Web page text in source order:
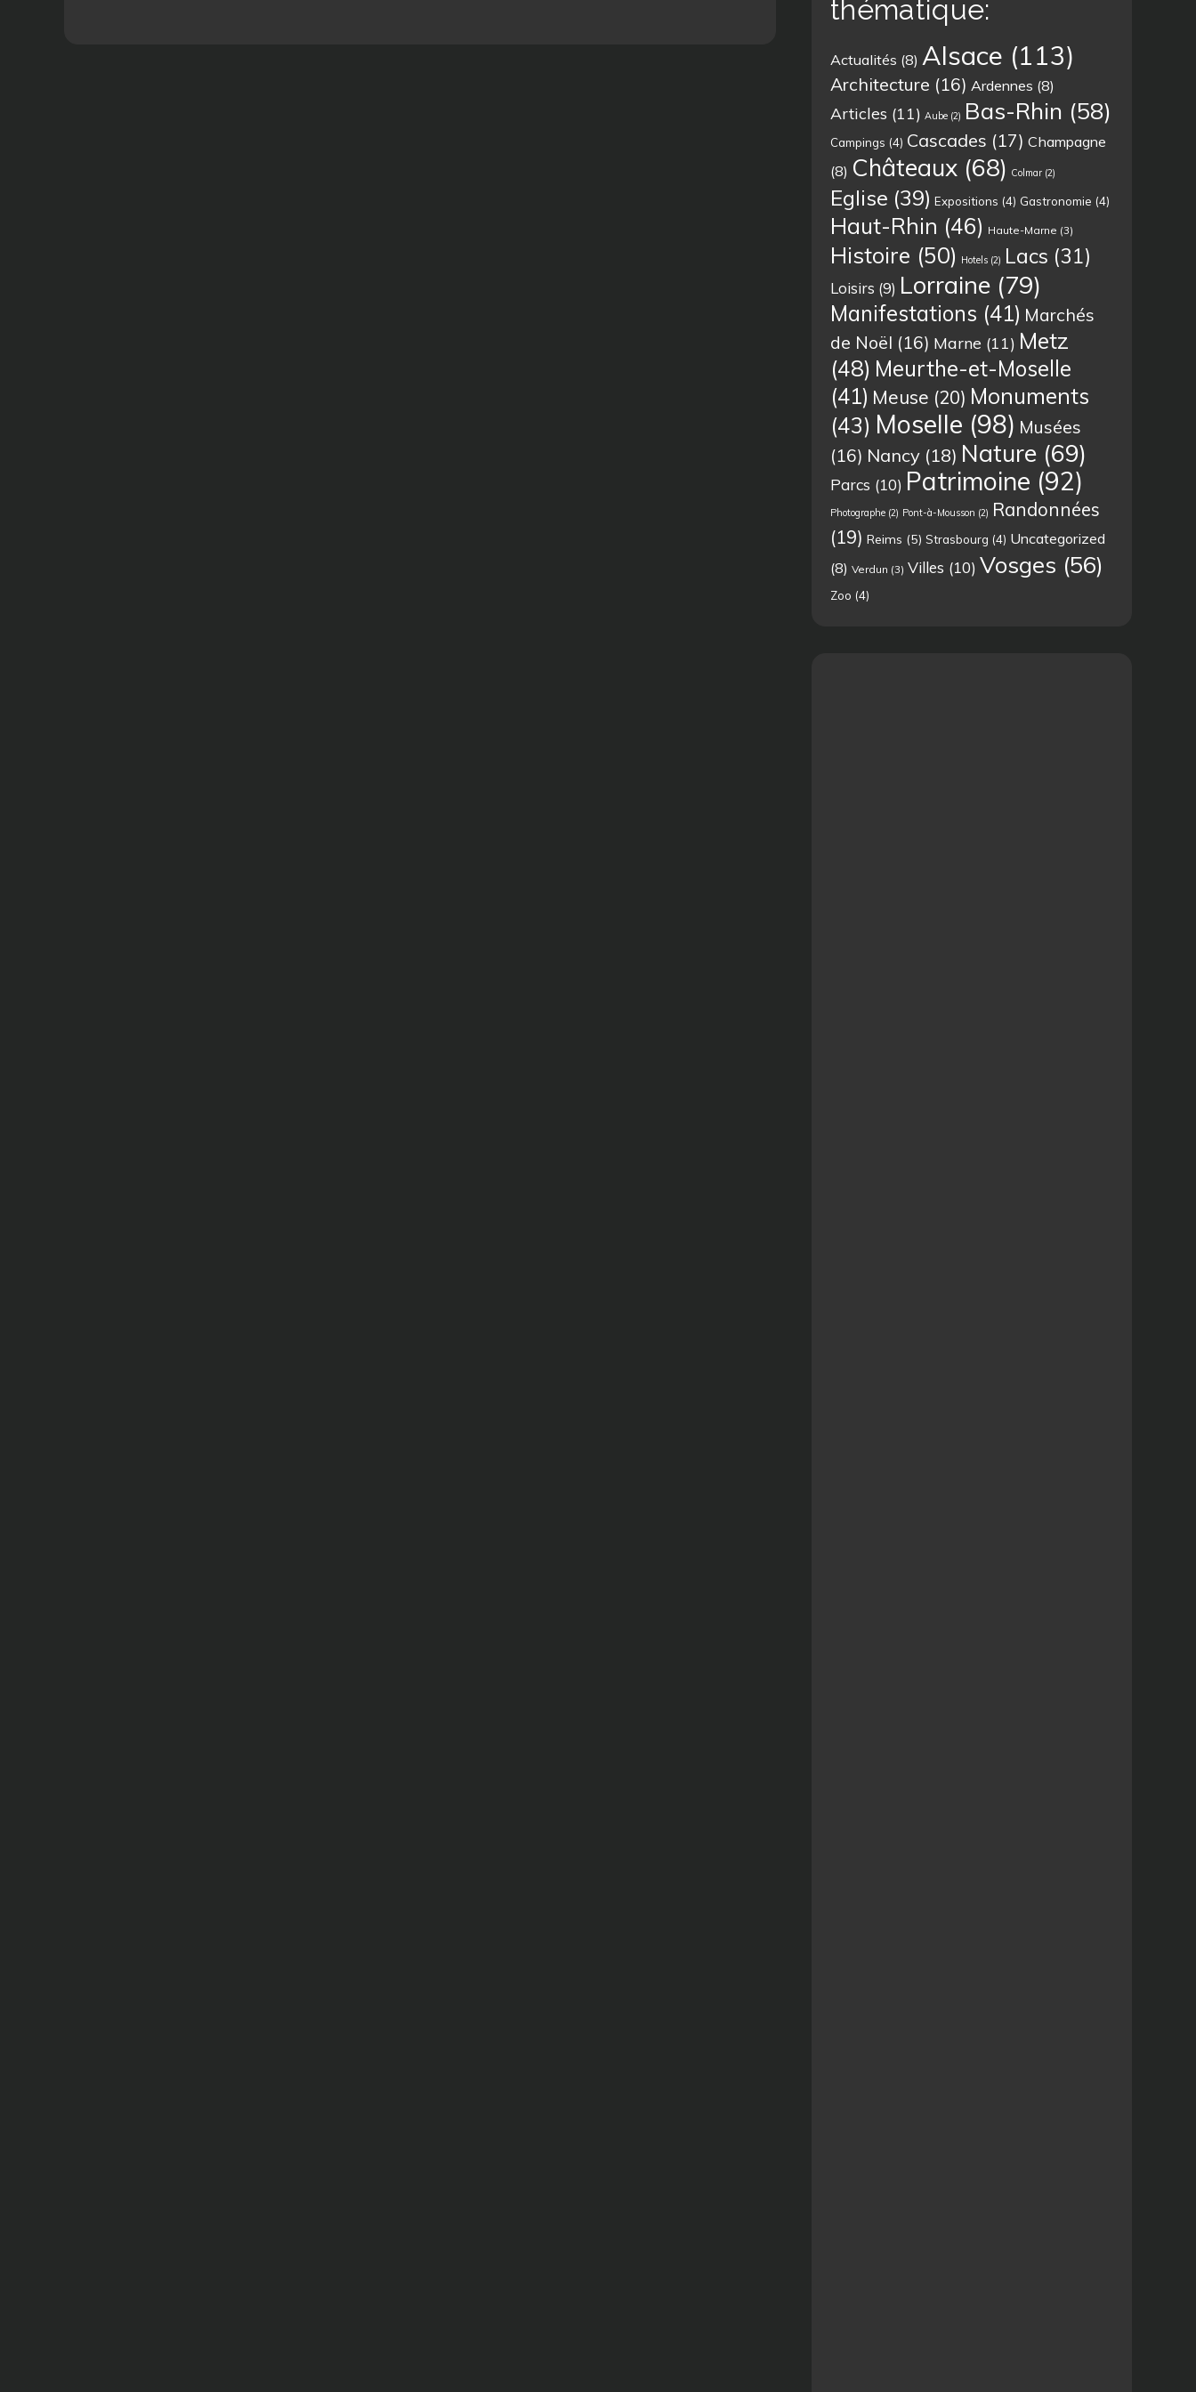
thématique:
Actualités (8) Alsace (113)
Architecture (16) Ardennes (8)
Articles (11) Aube (2) Bas-Rhin (58)
Campings (4) Cascades (17) Champagne
(8) Châteaux (68) Colmar (2)
Eglise (39) Expositions (4) Gastronomie (4)
Haut-Rhin (46) Haute-Marne (3)
Histoire (50) Hotels (2) Lacs (31)
Loisirs (9) Lorraine (79)
Manifestations (41) Marchés
de Noël (16) Marne (11) Metz
(48) Meurthe-et-Moselle
(41) Meuse (20) Monuments
(43) Moselle (98) Musées
(16) Nancy (18) Nature (69)
Parcs (10) Patrimoine (92)
Photographe (2) Pont-à-Mousson (2) Randonnées
(19) Reims (5) Strasbourg (4) Uncategorized
(8) Verdun (3) Villes (10) Vosges (56)
Zoo (4)